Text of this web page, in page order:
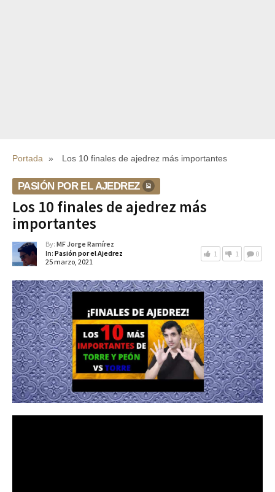
Portada » Los 10 finales de ajedrez más importantes
PASIÓN POR EL AJEDREZ
Los 10 finales de ajedrez más
importantes
By: MF Jorge Ramírez
In: Pasión por el Ajedrez
25 marzo, 2021
1 1 0